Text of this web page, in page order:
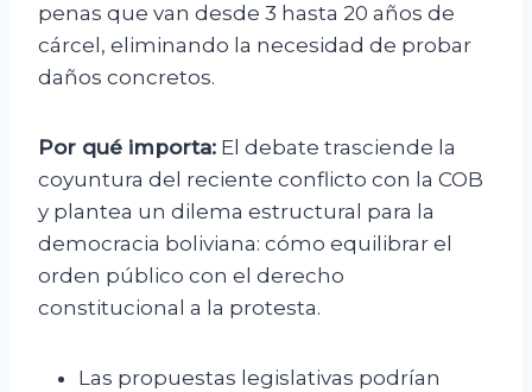
penas que van desde 3 hasta 20 años de
cárcel, eliminando la necesidad de probar
daños concretos.
Por qué importa: El debate trasciende la
coyuntura del reciente conflicto con la COB
y plantea un dilema estructural para la
democracia boliviana: cómo equilibrar el
orden público con el derecho
constitucional a la protesta.
Las propuestas legislativas podrían